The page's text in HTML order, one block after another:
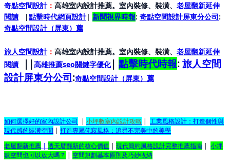
奇點空間設計： 高雄室內設計推薦。室內裝修、裝潢、 老屋翻新延伸
閱讀 |點擊時代網頁設計| 新聞視界時報: 奇點空間設計屏東分公司:
奇點空間設計（屏東） 薦
旅人空間設計： 高雄室內設計推薦。室內裝修、裝潢、 老屋翻新延伸
閱讀
||高雄推薦seo關鍵字優化| 點擊時代時報: 旅人空間
設計屏東分公司:奇點空間設計（屏東） 薦
如何選擇好的室內設計公司 | 小坪數室內設計攻略 | 工業風格設計：打造個性與
現代感的裝潢空間 | 打造專屬侘寂風格：追尋不完美中的美學
老屋翻新推薦 | 透天厝翻新的核心價值 | 現代簡約風格設計完整推薦指南 | 小坪
數空間也可以放大嗎？ | 空間規劃基本原則及巧妙收納